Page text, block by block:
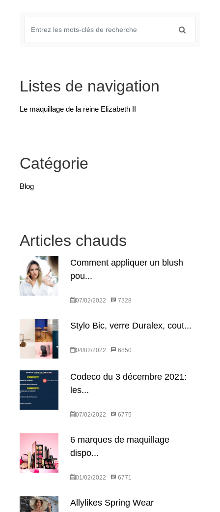
Listes de navigation
Le maquillage de la reine Elizabeth II
Catégorie
Blog
Articles chauds
Comment appliquer un blush
pou...
07/02/2022 7328
Stylo Bic, verre Duralex, cout...
04/02/2022 6850
Codeco du 3 décembre 2021:
les...
07/02/2022 6775
6 marques de maquillage
dispo...
01/02/2022 6771
Allylikes Spring Wear